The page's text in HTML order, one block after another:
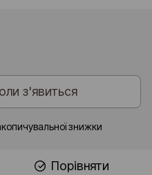
з'явиться
знижки
Порівняти